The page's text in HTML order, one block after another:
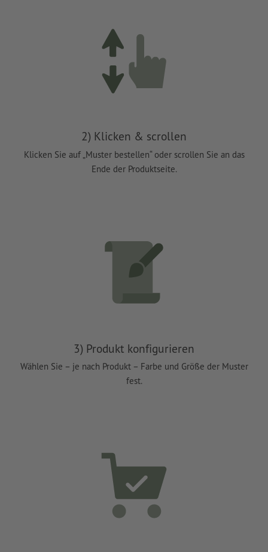
2) Klicken & scrollen
Klicken Sie auf „Muster bestellen“ oder scrollen Sie an das
Ende der Produktseite.
3) Produkt konfigurieren
Wählen Sie – je nach Produkt – Farbe und Größe der Muster
fest.